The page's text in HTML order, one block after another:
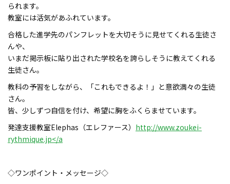
られます。
教室には活気があふれています。
合格した進学先のパンフレットを大切そうに見せてくれる生徒さ
んや、
いまだ掲示板に貼り出された学校名を誇らしそうに教えてくれる
生徒さん。
教科の予習をしながら、「これもできるよ！」と意欲満々の生徒
さん。
皆、少しずつ自信を付け、希望に胸をふくらませています。
発達支援教室Elephas（エレファース） http://www.zoukei-
rythmique.jp</a
◇ワンポイント・メッセージ◇